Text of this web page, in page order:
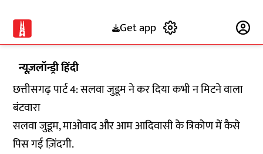
Get app
न्यूज़लॉन्ड्री हिंदी
छत्तीसगढ़ पार्ट 4: सलवा जुडूम ने कर दिया कभी न मिटने वाला
बंटवारा
सलवा जुडूम, माओवाद और आम आदिवासी के त्रिकोण में कैसे
पिस गई ज़िंदगी.